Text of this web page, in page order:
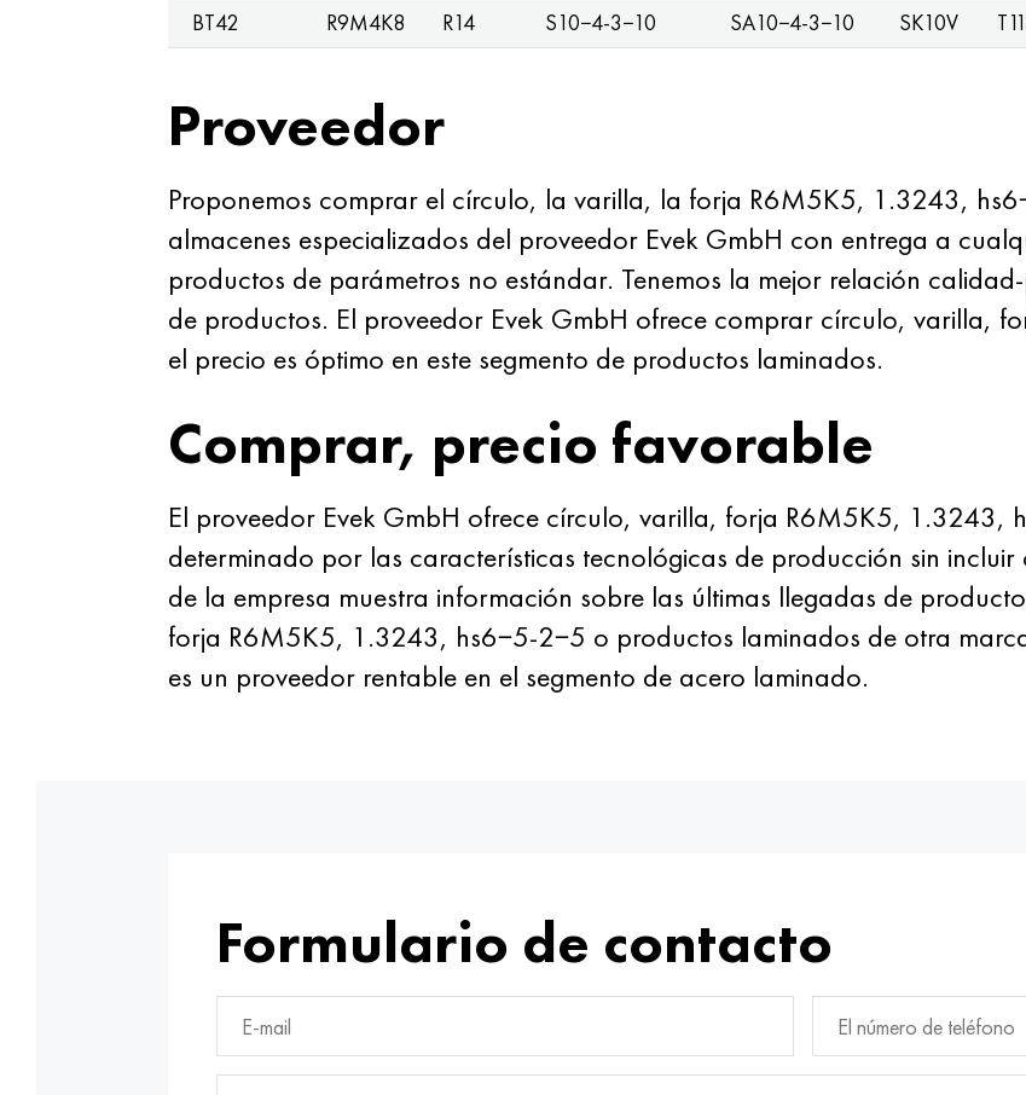
BT42
R9M4K8 R14 S10−4-3−10 SA10−4-3−10 SK10V
Proveedor
Proponemos comprar el círculo, la varilla, la forja R6M5K5, 1.3243,
almacenes especializados del proveedor Evek GmbH con entrega a
productos de parámetros no estándar. Tenemos la mejor relación
de productos. El proveedor Evek GmbH ofrece comprar círculo, varilla,
el precio es óptimo en este segmento de productos laminados.
Comprar, precio favorable
El proveedor Evek GmbH ofrece círculo, varilla, forja R6M5K5, 1.3243,
determinado por las características tecnológicas de producción sin incluir
de la empresa muestra información sobre las últimas llegadas de
forja R6M5K5, 1.3243, hs6−5-2−5 o productos laminados de otra
es un proveedor rentable en el segmento de acero laminado.
Formulario de contacto